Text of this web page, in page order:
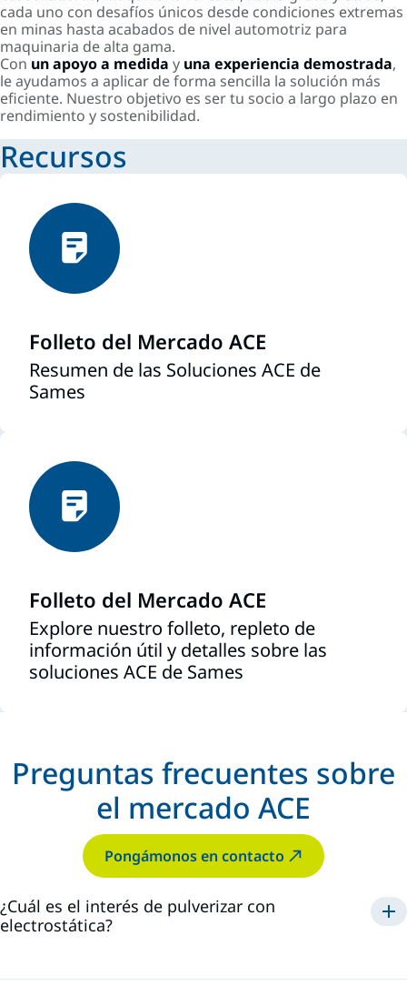
cada uno con desafíos únicos desde condiciones extremas
en minas hasta acabados de nivel automotriz para
maquinaria de alta gama.
Con un apoyo a medida y una experiencia demostrada,
le ayudamos a aplicar de forma sencilla la solución más
eficiente. Nuestro objetivo es ser tu socio a largo plazo en
rendimiento y sostenibilidad.
Recursos
Folleto del Mercado ACE
Resumen de las Soluciones ACE de
Sames
Folleto del Mercado ACE
Explore nuestro folleto, repleto de
información útil y detalles sobre las
soluciones ACE de Sames
Preguntas frecuentes sobre
el mercado ACE
Pongámonos en contacto
¿Cuál es el interés de pulverizar con
electrostática?